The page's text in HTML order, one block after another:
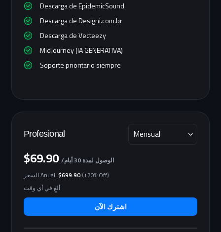
Descarga de EpidemicSound
Descarga de Designi.com.br
Descarga de Vecteezy
MidJourney (IA GENERATIVA)
Soporte prioritario siempre
Profesional Mensual
$69.90
/الوصول لمدة 30 أيام
السعر Anual: $699.90 (+70% Off)
ألغِ في أي وقت
اشترك الآن